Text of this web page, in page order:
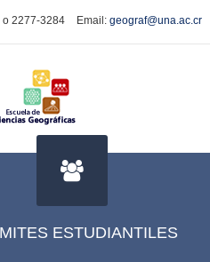
o 2277-3284 Email: geograf@una.ac.cr
ESTUDIANTILES